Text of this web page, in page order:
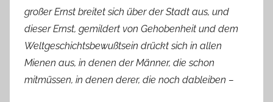
großer Ernst breitet sich über der Stadt aus, und
dieser Ernst, gemildert von Gehobenheit und dem
Weltgeschichtsbewußtsein drückt sich in allen
Mienen aus, in denen der Männer, die schon
mitmüssen, in denen derer, die noch dableiben –